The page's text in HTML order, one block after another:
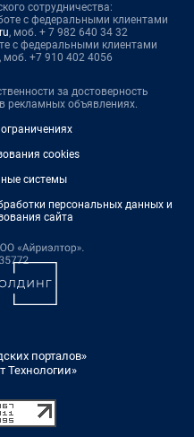
сотрудничества:
с федеральными клиентами
, моб. + 7 982 640 34 32
с федеральными клиентами
, моб. +7 910 402 4056
за достоверность
рекламных объявлениях.
cookies
системы
персональных данных и
сайта
порталов»
Технологии»